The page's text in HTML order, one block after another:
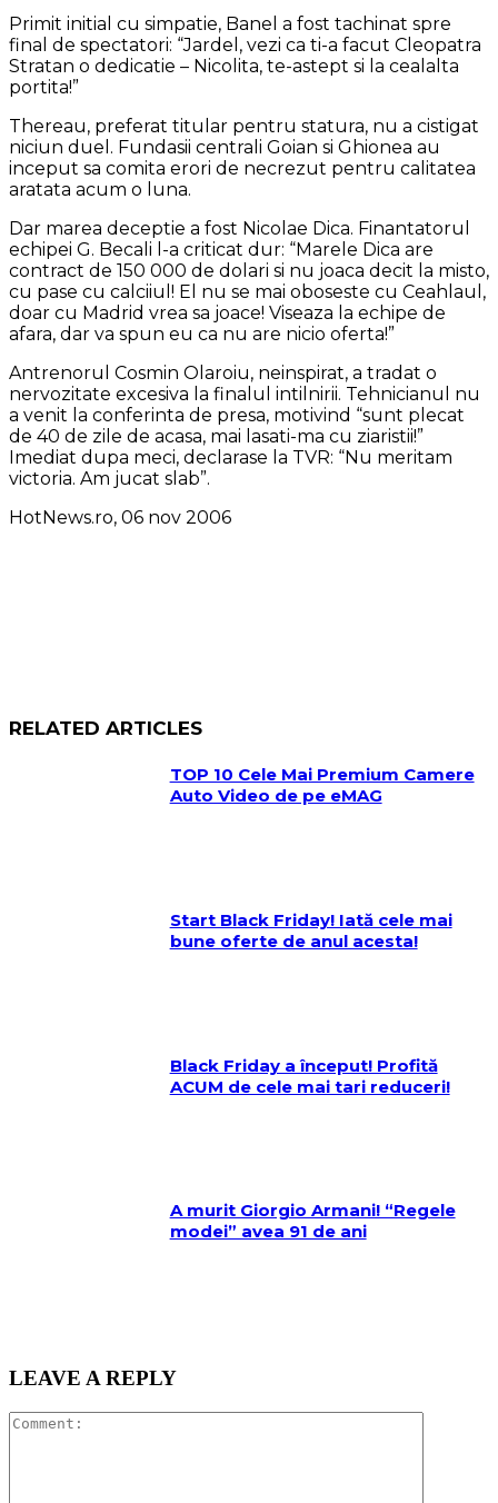
Primit initial cu simpatie, Banel a fost tachinat spre
final de spectatori: “Jardel, vezi ca ti-a facut Cleopatra
Stratan o dedicatie – Nicolita, te-astept si la cealalta
portita!”
Thereau, preferat titular pentru statura, nu a cistigat
niciun duel. Fundasii centrali Goian si Ghionea au
inceput sa comita erori de necrezut pentru calitatea
aratata acum o luna.
Dar marea deceptie a fost Nicolae Dica. Finantatorul
echipei G. Becali l-a criticat dur: “Marele Dica are
contract de 150 000 de dolari si nu joaca decit la misto,
cu pase cu calciiul! El nu se mai oboseste cu Ceahlaul,
doar cu Madrid vrea sa joace! Viseaza la echipe de
afara, dar va spun eu ca nu are nicio oferta!”
Antrenorul Cosmin Olaroiu, neinspirat, a tradat o
nervozitate excesiva la finalul intilnirii. Tehnicianul nu
a venit la conferinta de presa, motivind “sunt plecat
de 40 de zile de acasa, mai lasati-ma cu ziaristii!”
Imediat dupa meci, declarase la TVR: “Nu meritam
victoria. Am jucat slab”.
HotNews.ro, 06 nov 2006
RELATED ARTICLES
TOP 10 Cele Mai Premium Camere
Auto Video de pe eMAG
Start Black Friday! Iată cele mai
bune oferte de anul acesta!
Black Friday a început! Profită
ACUM de cele mai tari reduceri!
A murit Giorgio Armani! “Regele
modei” avea 91 de ani
LEAVE A REPLY